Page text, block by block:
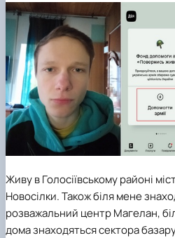
Живу в Голосіївському районі
Новосілки. Також біля мене
розважальний центр Магелан,
дома знаходяться сектора